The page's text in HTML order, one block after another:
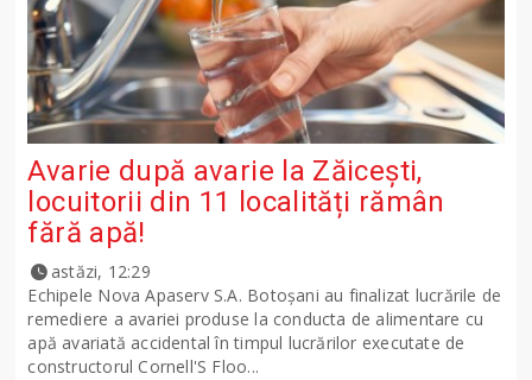
Avarie după avarie la Zăicești,
locuitorii din 11 localități rămân
fără apă!
astăzi, 12:29
Echipele Nova Apaserv S.A. Botoșani au finalizat lucrările de
remediere a avariei produse la conducta de alimentare cu
apă avariată accidental în timpul lucrărilor executate de
constructorul Cornell'S Floo...